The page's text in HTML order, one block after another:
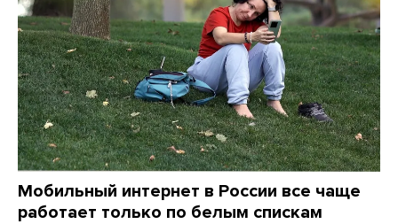
Мобильный интернет в России все чаще
работает только по белым спискам